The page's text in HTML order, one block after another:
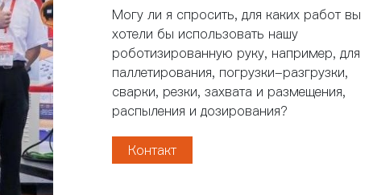
Могу ли я спросить, для каких работ вы
хотели бы использовать нашу
роботизированную руку, например, для
паллетирования, погрузки-разгрузки,
сварки, резки, захвата и размещения,
распыления и дозирования?
Контакт